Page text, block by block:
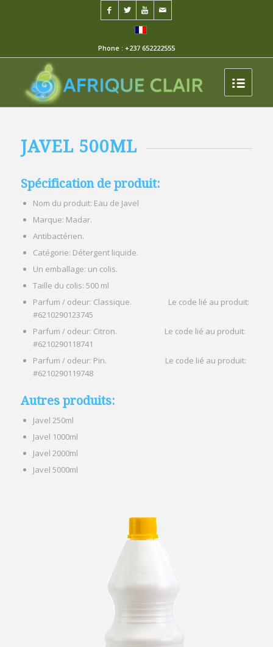
Phone : +237 652222555
JAVEL 500ML
Spécification de produit:
Nom du produit: Eau de Javel
Marque: Madar.
Antibactérien.
Catégorie: Détergent liquide.
Un emballage: un colis.
Taille du colis: 500 ml
Parfum / odeur: Classique. Le code lié au produit:
#6210290123745
Parfum / odeur: Citron. Le code lié au produit:
#6210290118741
Parfum / odeur: Pin. Le code lié au produit:
#6210290119748
Autres produits:
Javel 250ml
Javel 1000ml
Javel 2000ml
Javel 5000ml